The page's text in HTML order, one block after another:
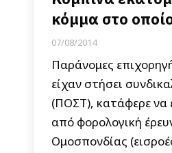
κόμμα στο
07/08/2014
Παράνομες
είχαν στήσει
(ΠΟΣΤ), κατάφερε να
από φορολογική
Ομοσπονδίας